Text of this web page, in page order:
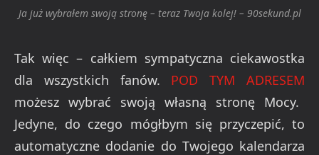
Ja już wybrałem swoją stronę – teraz Twoja kolej! – 90sekund.pl
Tak więc – całkiem sympatyczna ciekawostka
dla wszystkich fanów. POD TYM ADRESEM
możesz wybrać swoją własną stronę Mocy.
Jedyne, do czego mógłbym się przyczepić, to
automatyczne dodanie do Twojego kalendarza